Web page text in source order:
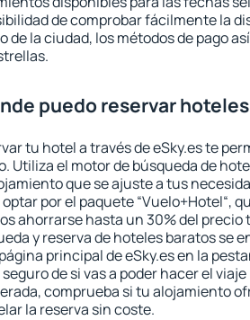
de comprobar fácilmente la
de la ciudad, los métodos de pago
puedo reservar
tu hotel a través de eSky.es te
Utiliza el motor de búsqueda de
que se ajuste a tus
por el paquete “Vuelo+Hotel“,
ahorrarse hasta un 30% del precio
y reserva de hoteles baratos se
principal de eSky.es en la
de si vas a poder hacer el
comprueba si tu alojamiento
la reserva sin coste.